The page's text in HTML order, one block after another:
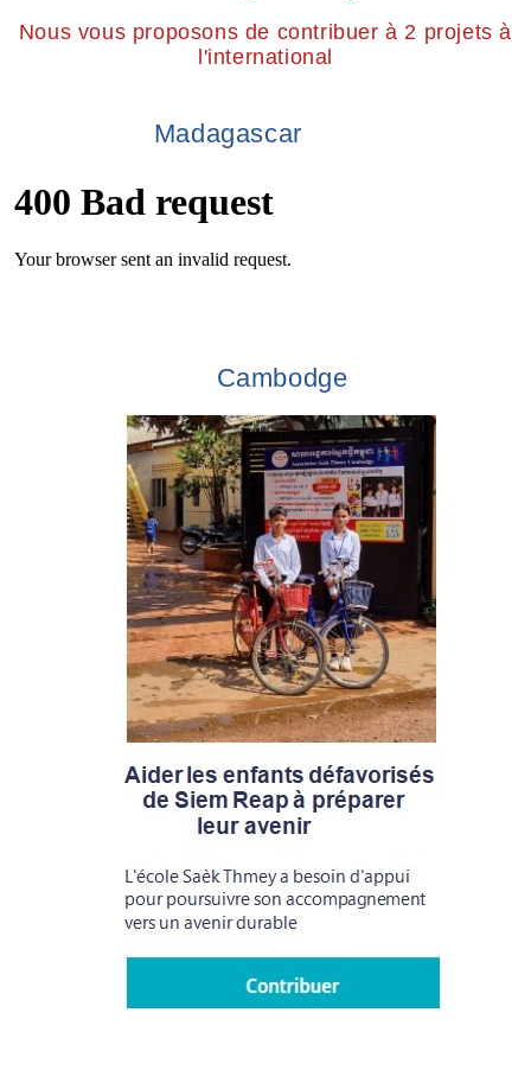
Nous vous proposons de contribuer à 2 projets à
l'international
Madagascar
Cambodge